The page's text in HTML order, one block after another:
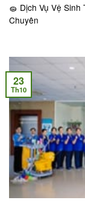
🧽 Dịch Vụ Vệ Sinh
Chuyên
23
Th10